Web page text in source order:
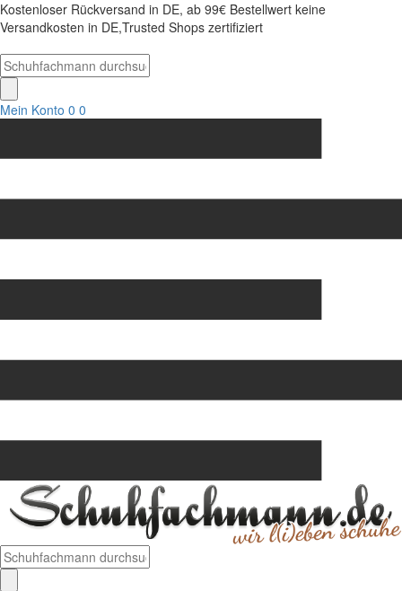
Kostenloser Rückversand in DE, ab 99€ Bestellwert keine
Versandkosten in DE,Trusted Shops zertifiziert
Mein Konto 0 0